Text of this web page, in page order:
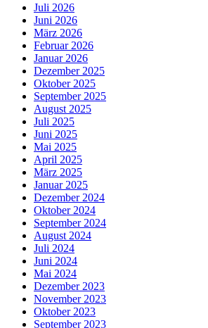
Juli 2026
Juni 2026
März 2026
Februar 2026
Januar 2026
Dezember 2025
Oktober 2025
September 2025
August 2025
Juli 2025
Juni 2025
Mai 2025
April 2025
März 2025
Januar 2025
Dezember 2024
Oktober 2024
September 2024
August 2024
Juli 2024
Juni 2024
Mai 2024
Dezember 2023
November 2023
Oktober 2023
September 2023